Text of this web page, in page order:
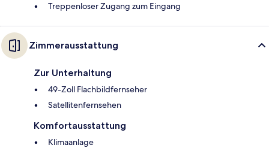
Treppenloser Zugang zum Eingang
Zimmerausstattung
Zur Unterhaltung
49-Zoll Flachbildfernseher
Satellitenfernsehen
Komfortausstattung
Klimaanlage